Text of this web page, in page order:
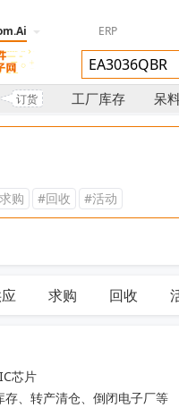
ERP
订货 工厂库存 呆
购 #回收 #活动
求购 回收
芯片
、转产清仓、倒闭电子厂等